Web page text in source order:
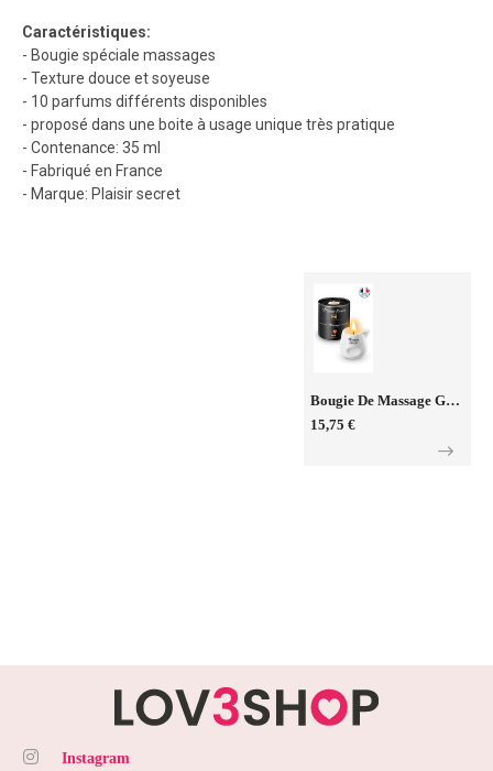
Caractéristiques:
- Bougie spéciale massages
- Texture douce et soyeuse
- 10 parfums différents disponibles
- proposé dans une boite à usage unique très pratique
- Contenance: 35 ml
- Fabriqué en France
- Marque: Plaisir secret
Bougie De Massage Gourmande Spritz - Plaisir Secret
15,75 €
Instagram